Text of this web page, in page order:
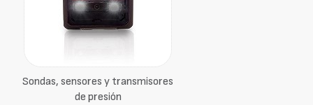
Sondas, sensores y transmisores
de presión